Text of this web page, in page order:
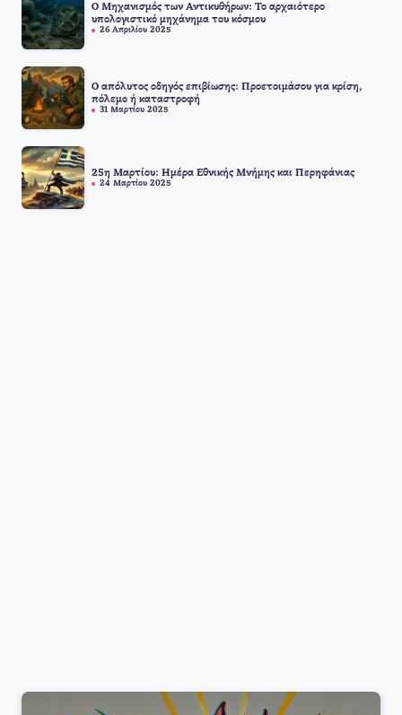
Ο Μηχανισμός των Αντικυθήρων: Το αρχαιότερο
υπολογιστικό μηχάνημα του κόσμου
26 Απριλίου 2025
Ο απόλυτος οδηγός επιβίωσης: Προετοιμάσου για κρίση,
πόλεμο ή καταστροφή
31 Μαρτίου 2025
25η Μαρτίου: Ημέρα Εθνικής Μνήμης και Περηφάνιας
24 Μαρτίου 2025